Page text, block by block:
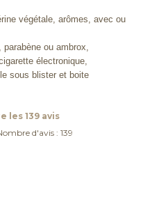
végétale, arômes, avec ou
ou ambrox,
électronique,
sous blister et boite
les 139 avis
d'avis : 139